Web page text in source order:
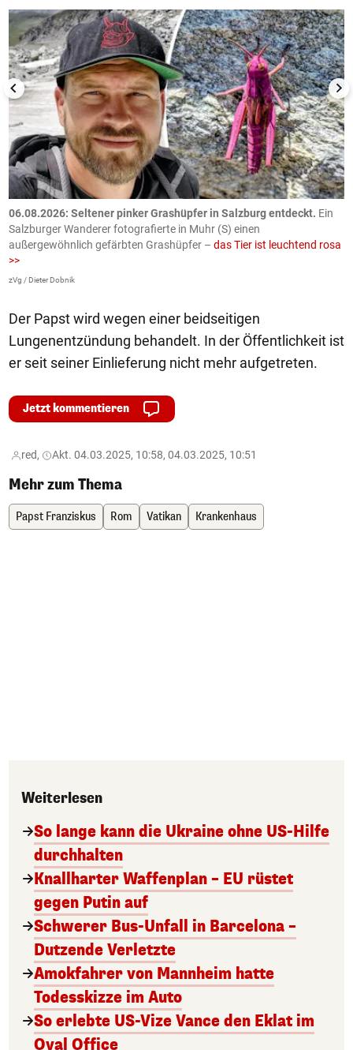
06.08.2026: Seltener pinker Grashüpfer in Salzburg entdeckt. Ein
Salzburger Wanderer fotografierte in Muhr (S) einen
außergewöhnlich gefärbten Grashüpfer – das Tier ist leuchtend rosa
>>
zVg / Dieter Dobnik
Der Papst wird wegen einer beidseitigen
Lungenentzündung behandelt. In der Öffentlichkeit ist
er seit seiner Einlieferung nicht mehr aufgetreten.
Jetzt kommentieren
red, Akt. 04.03.2025, 10:58, 04.03.2025, 10:51
Mehr zum Thema
Papst Franziskus Rom Vatikan Krankenhaus
Weiterlesen
So lange kann die Ukraine ohne US-Hilfe
durchhalten
Knallharter Waffenplan – EU rüstet
gegen Putin auf
Schwerer Bus-Unfall in Barcelona –
Dutzende Verletzte
Amokfahrer von Mannheim hatte
Todesskizze im Auto
So erlebte US-Vize Vance den Eklat im
Oval Office